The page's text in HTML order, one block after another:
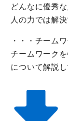
どんなに優秀
人の力では解
・・・チーム
チームワーク
について解説し